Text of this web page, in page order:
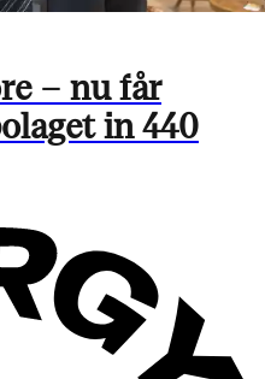
– nu får
in 440